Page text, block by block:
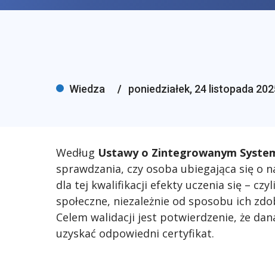
Wiedza poniedziałek, 24 listopada
Według Ustawy o Zintegrowanym
sprawdzania, czy osoba ubiegająca się o
dla tej kwalifikacji efekty uczenia się –
społeczne, niezależnie od sposobu ich
Celem walidacji jest potwierdzenie, że
uzyskać odpowiedni certyfikat.